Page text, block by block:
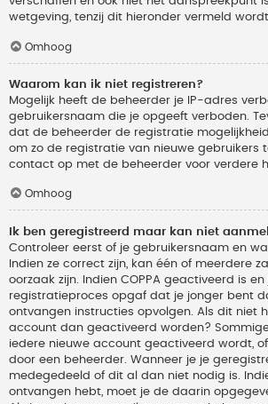
wetgeving, tenzij dit hieronder vermeld
Omhoog
Waarom kan ik niet registreren?
Mogelijk heeft de beheerder je IP-adres
gebruikersnaam die je opgeeft verboden.
dat de beheerder de registratie
om zo de registratie van nieuwe gebruikers
contact op met de beheerder voor verdere
Omhoog
Ik ben geregistreerd maar kan niet
Controleer eerst of je gebruikersnaam en
Indien ze correct zijn, kan één of meerdere
oorzaak zijn. Indien COPPA geactiveerd is
registratieproces opgaf dat je jonger bent
ontvangen instructies opvolgen. Als dit niet
account dan geactiveerd worden?
iedere nieuwe account geactiveerd wordt,
door een beheerder. Wanneer je je
medegedeeld of dit al dan niet nodig is.
ontvangen hebt, moet je de daarin